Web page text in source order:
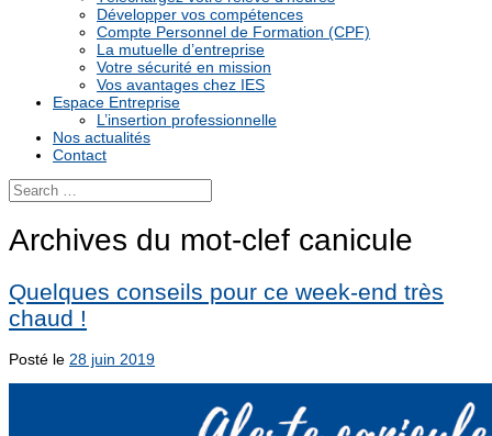
Développer vos compétences
Compte Personnel de Formation (CPF)
La mutuelle d’entreprise
Votre sécurité en mission
Vos avantages chez IES
Espace Entreprise
L’insertion professionnelle
Nos actualités
Contact
Archives du mot-clef canicule
Quelques conseils pour ce week-end très
chaud !
Posté le 28 juin 2019